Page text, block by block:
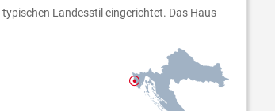
Landesstil eingerichtet. Das Haus